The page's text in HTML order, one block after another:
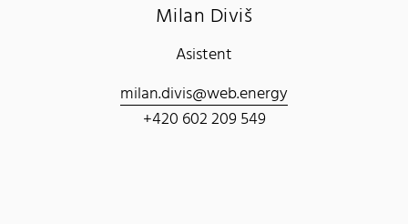
Milan Diviš
Asistent
milan.divis@web.energy
+420 602 209 549